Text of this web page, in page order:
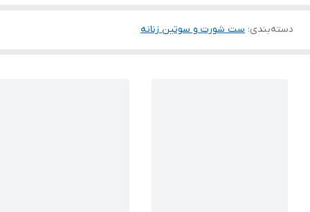
دسته‌بندی: ست شورت و سوتین زنانه